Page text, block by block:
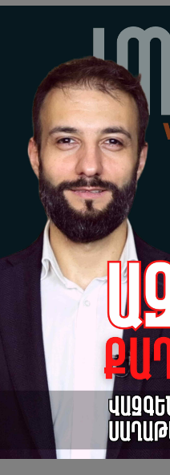
րդ
ին, ժամը